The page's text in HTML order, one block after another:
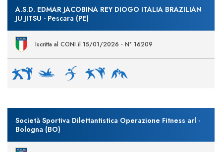
A.S.D. EDMAR JACOBINA REY DIOGO ITALIA BRAZILIAN
JU JITSU - Pescara (PE)
Iscritta al CONI il 15/01/2026 - N° 16209
Società Sportiva Dilettantistica Operazione Fitness arl -
Bologna (BO)